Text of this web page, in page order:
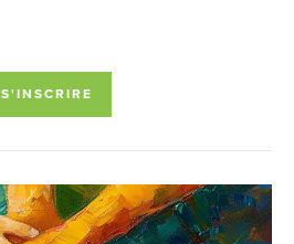
S'INSCRIRE